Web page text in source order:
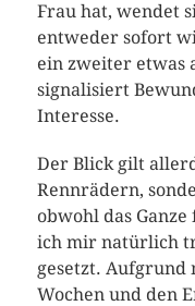
Frau hat, wendet
entweder sofort
ein zweiter etwas
signalisiert
Interesse.
Der Blick gilt
Rennrädern,
obwohl das
ich mir natürlich
gesetzt. Aufgrund
Wochen und den